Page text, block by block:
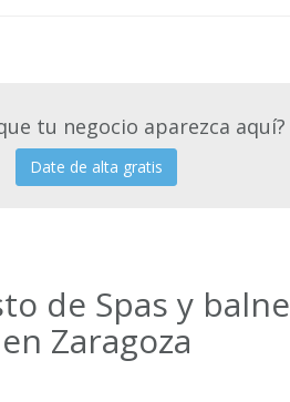
tu negocio aparezca aquí?
Date de alta gratis
de Spas y
en Zaragoza